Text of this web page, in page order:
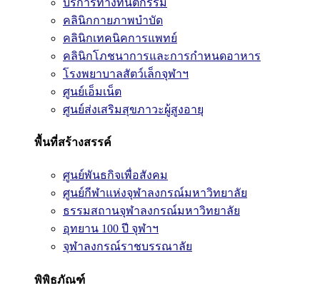
คลินิกกายภาพบำบัด
คลินิกเทคนิคการแพทย์
คลินิกโภชนาการและการกำหนดอาหาร
โรงพยาบาลสัตว์เล็กจุฬาฯ
ศูนย์เอ็มเน็ต
ศูนย์ส่งเสริมสุขภาวะผู้สูงอายุ
พื้นที่สร้างสรรค์
ศูนย์พันธกิจเพื่อสังคม
ศูนย์กีฬาแห่งจุฬาลงกรณ์มหาวิทยาลัย
ธรรมสถานจุฬาลงกรณ์มหาวิทยาลัย
อุทยาน 100 ปี จุฬาฯ
จุฬาลงกรณ์ราชบรรณาลัย
พิพิธภัณฑ์